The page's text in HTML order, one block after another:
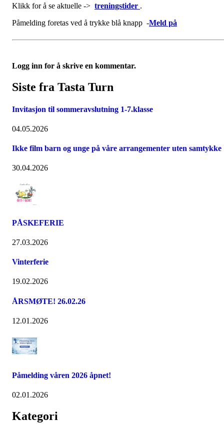
Klikk for å se aktuelle -> treningstider .
Påmelding foretas ved å trykke blå knapp -Meld på
Logg inn for å skrive en kommentar.
Siste fra Tasta Turn
Invitasjon til sommeravslutning 1-7.klasse
04.05.2026
Ikke film barn og unge på våre arrangementer uten samtykke
30.04.2026
PÅSKEFERIE
27.03.2026
Vinterferie
19.02.2026
ÅRSMØTE! 26.02.26
12.01.2026
Påmelding våren 2026 åpnet!
02.01.2026
Kategori